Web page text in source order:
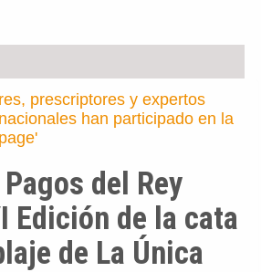
prescriptores y expertos
han participado en la
del Rey
Edición de la cata
de La Única